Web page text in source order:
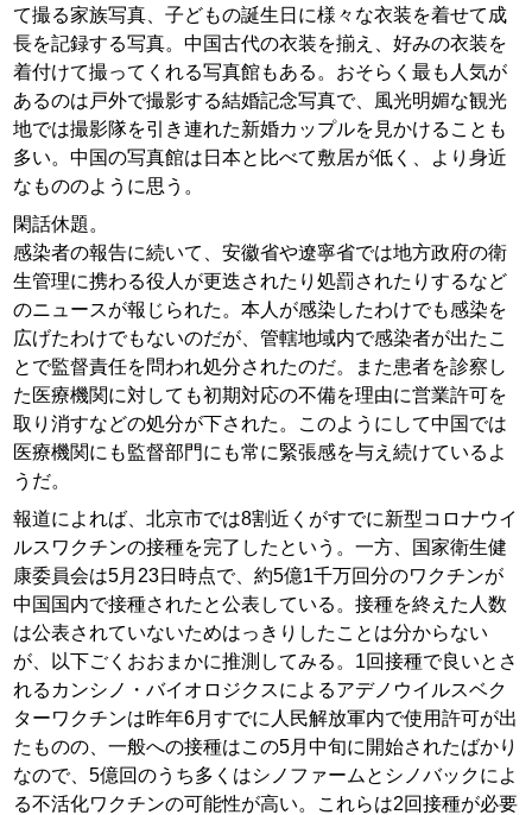
て撮る家族写真、子どもの誕生日に様々な衣装を着せて成
長を記録する写真。中国古代の衣装を揃え、好みの衣装を
着付けて撮ってくれる写真館もある。おそらく最も人気が
あるのは戸外で撮影する結婚記念写真で、風光明媚な観光
地では撮影隊を引き連れた新婚カップルを見かけることも
多い。中国の写真館は日本と比べて敷居が低く、より身近
なもののように思う。
閑話休題。
感染者の報告に続いて、安徽省や遼寧省では地方政府の衛
生管理に携わる役人が更迭されたり処罰されたりするなど
のニュースが報じられた。本人が感染したわけでも感染を
広げたわけでもないのだが、管轄地域内で感染者が出たこ
とで監督責任を問われ処分されたのだ。また患者を診察し
た医療機関に対しても初期対応の不備を理由に営業許可を
取り消すなどの処分が下された。このようにして中国では
医療機関にも監督部門にも常に緊張感を与え続けているよ
うだ。
報道によれば、北京市では8割近くがすでに新型コロナウイ
ルスワクチンの接種を完了したという。一方、国家衛生健
康委員会は5月23日時点で、約5億1千万回分のワクチンが
中国国内で接種されたと公表している。接種を終えた人数
は公表されていないためはっきりしたことは分からない
が、以下ごくおおまかに推測してみる。1回接種で良いとさ
れるカンシノ・バイオロジクスによるアデノウイルスベク
ターワクチンは昨年6月すでに人民解放軍内で使用許可が出
たものの、一般への接種はこの5月中旬に開始されたばかり
なので、5億回のうち多くはシノファームとシノバックによ
る不活化ワクチンの可能性が高い。これらは2回接種が必要